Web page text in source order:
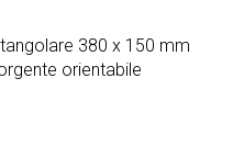
380 x 150 mm
orientabile